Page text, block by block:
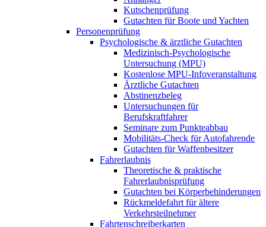
Kutschenprüfung
Gutachten für Boote und Yachten
Personenprüfung
Psychologische & ärztliche Gutachten
Medizinisch-Psychologische
Untersuchung (MPU)
Kostenlose MPU-Infoveranstaltung
Ärztliche Gutachten
Abstinenzbeleg
Untersuchungen für
Berufskraftfahrer
Seminare zum Punkteabbau
Mobilitäts-Check für Autofahrende
Gutachten für Waffenbesitzer
Fahrerlaubnis
Theoretische & praktische
Fahrerlaubnisprüfung
Gutachten bei Körperbehinderungen
Rückmeldefahrt für ältere
Verkehrsteilnehmer
Fahrtenschreiberkarten